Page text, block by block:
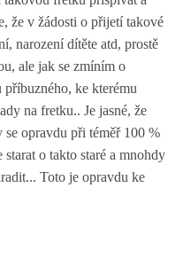
že v žádosti o přijetí takové
narození dítěte atd, prostě
ale jak se zmíním o
ke kterému
na fretku.. Je jasné, že
opravdu při téměř 100 %
o takto staré a mnohdy
Toto je opravdu ke